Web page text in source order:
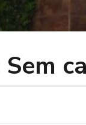
Sem